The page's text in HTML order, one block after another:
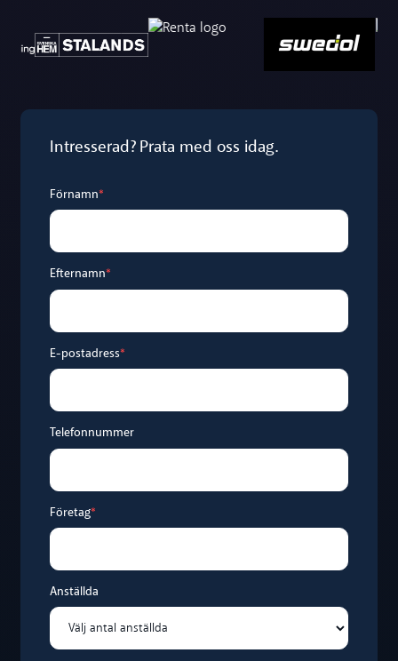
Intresserad? Prata med oss idag.
Förnamn*
Efternamn*
E-postadress*
Telefonnummer
Företag*
Anställda